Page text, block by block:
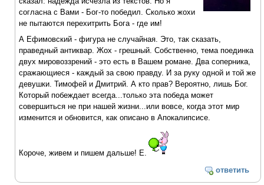
согласна с Вами - Бог-то победил. Сколько жохи
не пытаются перехитрить Бога - где им!
А Ефимовский - фигура не случайная. Это, так сказать,
праведный антиквар. Жох - грешный. Собственно, тема поединка
двух мировоззрений - это есть в Вашем романе. Два соперника,
сражающиеся - каждый за свою правду. И за руку одной и той же
девушки. Тимофей и Дмитрий. А кто прав? Вероятно, лишь Бог.
Который побеждает всегда...только эта победа может
совершиться не при нашей жизни...или вовсе, когда этот мир
изменится и обновится, как описано в Апокалипсисе.
Короче, живем и пишем дальше! Е.
ответить